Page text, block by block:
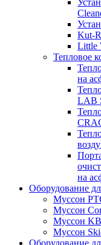
Kut-
Little
Тепловое
на
LAB
на
Оборудование
Муссон
Муссон
Муссон KB
Муссон
Оборудование